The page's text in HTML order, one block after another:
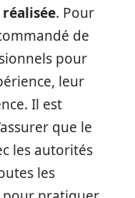
. Pour
de
pour
leur
Il est
que le
les autorités
les